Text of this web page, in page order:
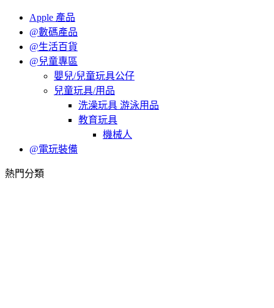
Apple 產品
@數碼產品
@生活百貨
@兒童專區
嬰兒/兒童玩具公仔
兒童玩具/用品
洗澡玩具 游泳用品
教育玩具
機械人
@電玩裝備
熱門分類